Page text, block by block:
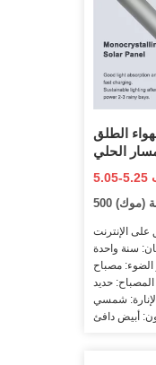
الطلق
(موك)
سنة واحدة
حديد
شمسي
أبيض دافئ